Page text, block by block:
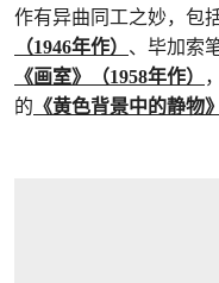
作有异曲同工之妙，包
（1946年作） 、毕加索
《画室》（1958年作）
的 《黄色背景中的静物